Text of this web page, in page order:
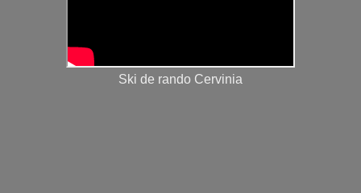
Ski de rando Cervinia